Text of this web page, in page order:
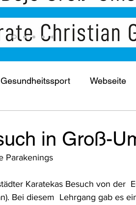
Gesundheitssport Webseite
in Groß-
Parakenings
Karatekas Besuch von der
Bei diesem  Lehrgang gab es